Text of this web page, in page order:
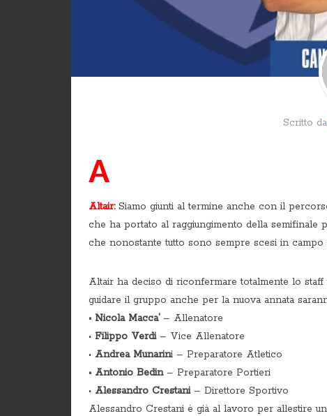
Scritto da
A
Altair: Siamo giunti al termine anche con il
che ha portato al raggiungimento della semifinale
che nonostante tutto sono sempre scesi in campo
Altair ha deciso di riconfermare totalmente lo
guidare il gruppo anche per la nuova annata
•⁠ ⁠Nicola Macca’– Allenatore
•⁠ ⁠Filippo Verdi– Vice Allenatore
•⁠ ⁠Andrea Munarini – Preparatore Atletico
•⁠ ⁠⁠Antonio Bedin– Preparatore Portieri
•⁠ ⁠⁠ Alessandro Crestani– Direttore Sportivo
Alessandro Crestani è già al lavoro per allestire